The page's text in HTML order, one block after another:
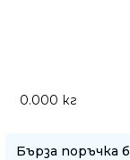
0.000 кг
Бърза поръчка